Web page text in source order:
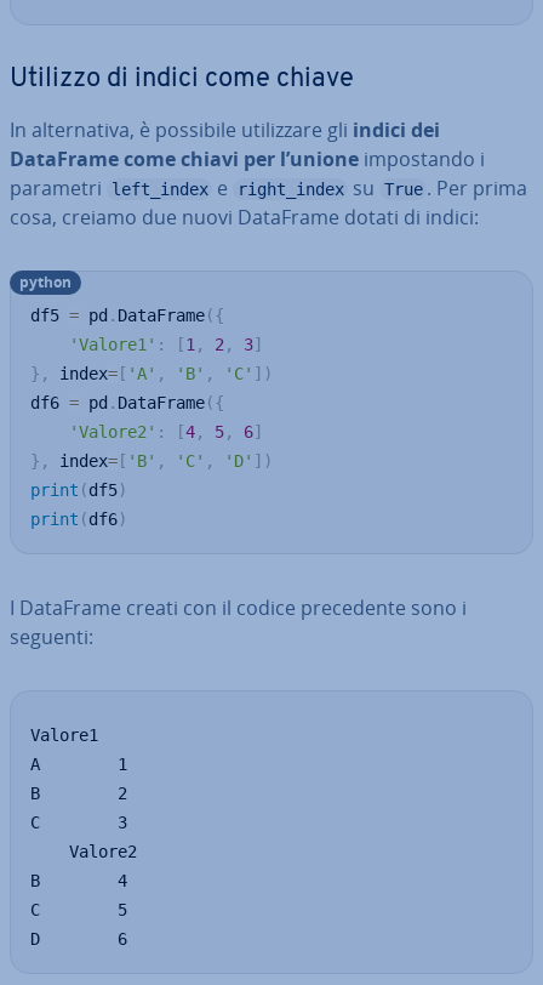
Utilizzo di indici come chiave
In al­ter­na­ti­va, è possibile uti­liz­za­re gli indici dei
DataFrame come chiavi per l’unione im­po­stan­do i
parametri
left_index e right_index su True . Per prima
cosa, creiamo due nuovi DataFrame dotati di indici:
df5 = pd . DataFrame({
'Valore1' : [1 , 2 , 3]
} , index= [ 'A' , 'B' , 'C' ] )
df6 = pd . DataFrame({
'Valore2' : [4, 5, 6]
} , index= [ 'B' , 'C' , 'D' ] )
print (df5)
print (df6)
python
I DataFrame creati con il codice pre­ce­den­te sono i
seguenti:
Valore1
A        1
B        2
C        3
    Valore2
B        4
C        5
D        6